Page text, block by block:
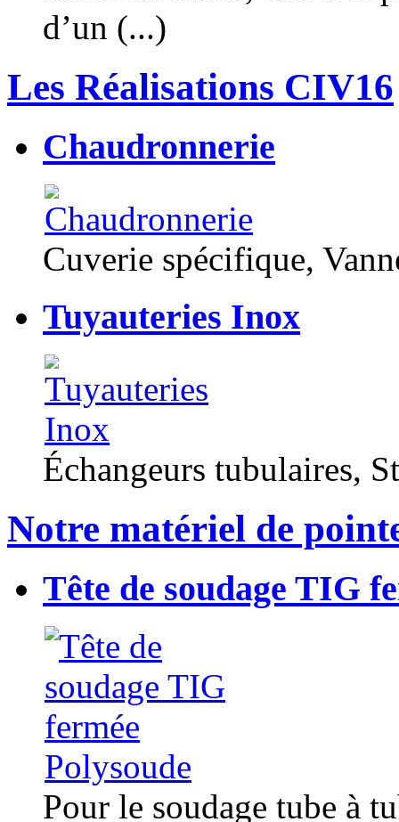
d’un (...)
Les Réalisations CIV16
Chaudronnerie
Cuverie spécifique,
Tuyauteries Inox
Échangeurs tubulaires,
Notre matériel de
Tête de soudage TIG
Pour le soudage tube à